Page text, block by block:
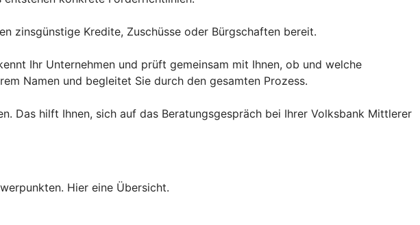
zinsgünstige Kredite, Zuschüsse oder Bürgschaften bereit.
Ihr Unternehmen und prüft gemeinsam mit Ihnen, ob und welche
Namen und begleitet Sie durch den gesamten Prozess.
Das hilft Ihnen, sich auf das Beratungsgespräch bei Ihrer Volksbank Mittlerer
Hier eine Übersicht.